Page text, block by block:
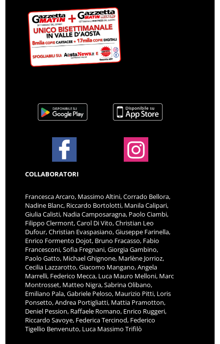
COLLABORATORI
Francesca Arcaro, Massimo Altini, Corrado Bellora,
Nadine Blanc, Riccardo Bortolotti, Manila Calipari,
Giulia Calisti, Nadia Camposaragna, Paolo Ciambi,
Filippo Clermont, Carol Di Vito, Christian Leo
Dufour, Christian Evaspasiano, Giuseppe Farinella,
Enrico Formento Dojot, Bruno Fracasso, Fabio
Francesconi, Sofia Fregnani, Giorgia Gambino,
Paolo Gatto, Michael Ghignone, Marlène Jorrioz,
Cecilia Lazzarotto, Giacomo Mangano, Angela
Marrelli, Federico Mecca, Luca Mauro Melloni, Marc
Montrosset, Matteo Nigra, Sabrina Olibano,
Emiliano Pala, Gabriele Peloso, Maurizio Pitti, Loris
Ponsetto, Andrea Portigliatti, Mattia Pramotton,
Deniel Pession, Raffaele Romano, Enrico Ruggeri,
Riccardo Savoye, Federica Tercinod, Federico
Tigellio Benvenuto, Luca Massimo Trifilò